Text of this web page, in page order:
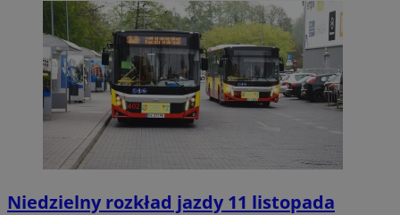
Niedzielny rozkład jazdy 11 listopada